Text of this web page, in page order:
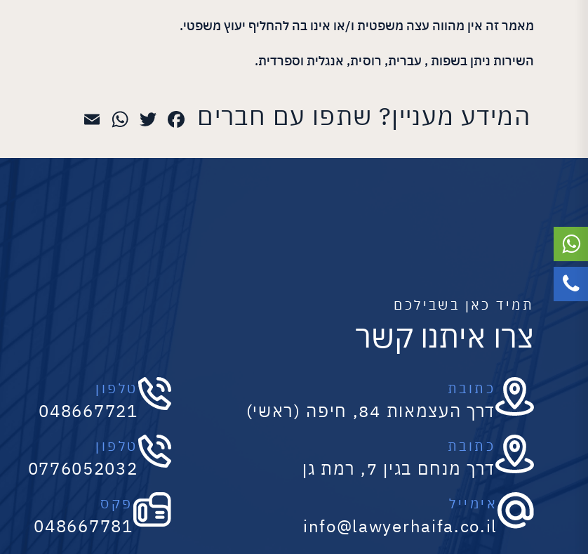
מאמר זה אין מהווה עצה משפטית ו/או אינו בה להחליף יעוץ משפטי.
השירות ניתן בשפות , עברית, רוסית, אנגלית וספרדית.
המידע מעניין? שתפו עם חברים Facebook
Twitter
WhatsApp
תמיד כאן בשבילכם
צרו איתנו קשר
כתובת
דרך העצמאות 84, חיפה (ראשי)
טלפון
048667721
כתובת
דרך מנחם בגין 7, רמת גן
טלפון
0776052032
אימייל
info@lawyerhaifa.co.il
פקס
048667781